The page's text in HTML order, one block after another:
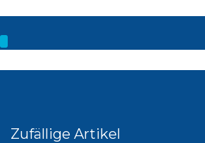
Zufällige Artikel